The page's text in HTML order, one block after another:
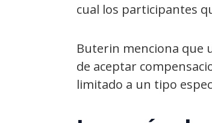
cual los participantes
Buterin menciona que
de aceptar
limitado a un tipo